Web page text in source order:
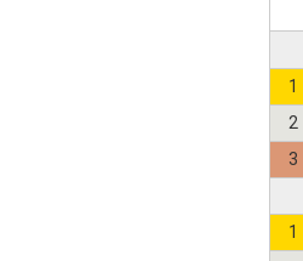
1
2
3
1